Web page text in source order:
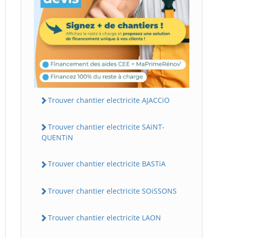
Trouver chantier electricite AJACCiO
Trouver chantier electricite SAiNT-
QUENTiN
Trouver chantier electricite BASTiA
Trouver chantier electricite SOiSSONS
Trouver chantier electricite LAON